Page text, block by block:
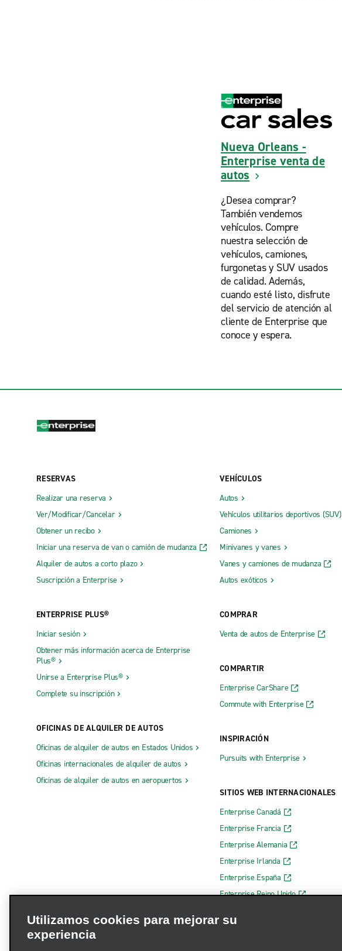
Nueva Orleans -
Enterprise venta de
autos
¿Desea comprar?
También vendemos
vehículos. Compre
nuestra selección de
vehículos, camiones,
furgonetas y SUV usados
de calidad. Además,
cuando esté listo, disfrute
del servicio de atención al
cliente de Enterprise que
conoce y espera.
RESERVAS
Realizar una reserva
Ver/Modificar/Cancelar
Obtener un recibo
Iniciar una reserva de van o camión de mudanza
Alquiler de autos a corto plazo
Suscripción a Enterprise
ENTERPRISE PLUS®
Iniciar sesión
Obtener más información acerca de Enterprise
Plus®
Unirse a Enterprise Plus®
Complete su inscripción
OFICINAS DE ALQUILER DE AUTOS
Oficinas de alquiler de autos en Estados Unidos
Oficinas internacionales de alquiler de autos
Oficinas de alquiler de autos en aeropuertos
VEHÍCULOS
Autos
Vehículos utilitarios deportivos (SUV)
Camiones
Minivanes y vanes
Vanes y camiones de mudanza
Autos exóticos
COMPRAR
Venta de autos de Enterprise
COMPARTIR
Enterprise CarShare
Commute with Enterprise
INSPIRACIÓN
Pursuits with Enterprise
SITIOS WEB INTERNACIONALES
Enterprise Canadá
Enterprise Francia
Enterprise Alemania
Enterprise Irlanda
Enterprise España
Enterprise Reino Unido
Utilizamos cookies para mejorar su
experiencia